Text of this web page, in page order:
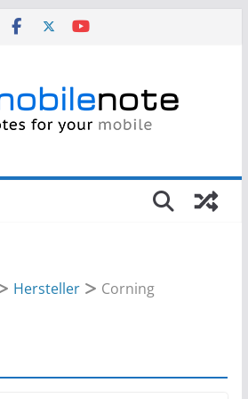
Hersteller Corning